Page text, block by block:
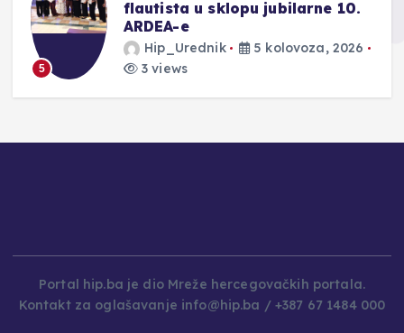
5
flautista u sklopu jubilarne 10.
ARDEA-e
Hip_Urednik
5 kolovoza, 2026
3 views
Portal hip.ba je dio Mreže hercegovačkih portala.
Kontakt za oglašavanje info@hip.ba / +387 67 1484 000